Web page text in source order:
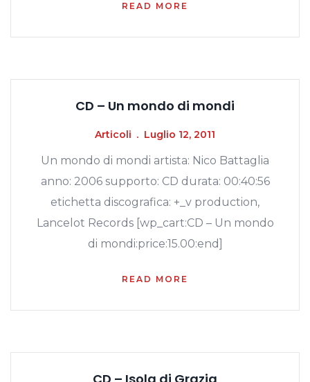
READ MORE
CD – Un mondo di mondi
Articoli Luglio 12, 2011
Un mondo di mondi artista: Nico Battaglia
anno: 2006 supporto: CD durata: 00:40:56
etichetta discografica: +_v production,
Lancelot Records [wp_cart:CD – Un mondo
di mondi:price:15.00:end]
READ MORE